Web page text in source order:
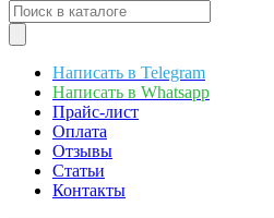
Написать в Telegram
Написать в Whatsapp
Прайс-лист
Оплата
Отзывы
Статьи
Контакты